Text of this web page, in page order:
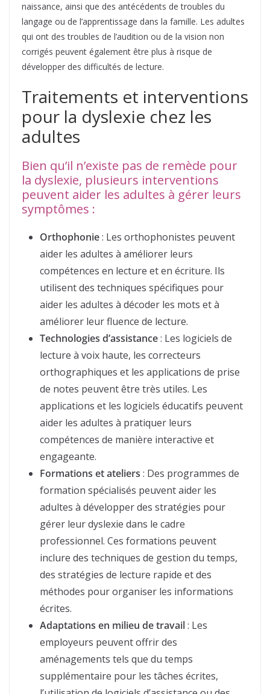
naissance, ainsi que des antécédents de troubles du
langage ou de l’apprentissage dans la famille. Les adultes
qui ont des troubles de l’audition ou de la vision non
corrigés peuvent également être plus à risque de
développer des difficultés de lecture.
Traitements et interventions
pour la dyslexie chez les
adultes
Bien qu’il n’existe pas de remède pour
la dyslexie, plusieurs interventions
peuvent aider les adultes à gérer leurs
symptômes :
Orthophonie: Les orthophonistes peuvent
aider les adultes à améliorer leurs
compétences en lecture et en écriture. Ils
utilisent des techniques spécifiques pour
aider les adultes à décoder les mots et à
améliorer leur fluence de lecture.
Technologies d’assistance: Les logiciels de
lecture à voix haute, les correcteurs
orthographiques et les applications de prise
de notes peuvent être très utiles. Les
applications et les logiciels éducatifs peuvent
aider les adultes à pratiquer leurs
compétences de manière interactive et
engageante.
Formations et ateliers : Des programmes de
formation spécialisés peuvent aider les
adultes à développer des stratégies pour
gérer leur dyslexie dans le cadre
professionnel. Ces formations peuvent
inclure des techniques de gestion du temps,
des stratégies de lecture rapide et des
méthodes pour organiser les informations
écrites.
Adaptations en milieu de travail: Les
employeurs peuvent offrir des
aménagements tels que du temps
supplémentaire pour les tâches écrites,